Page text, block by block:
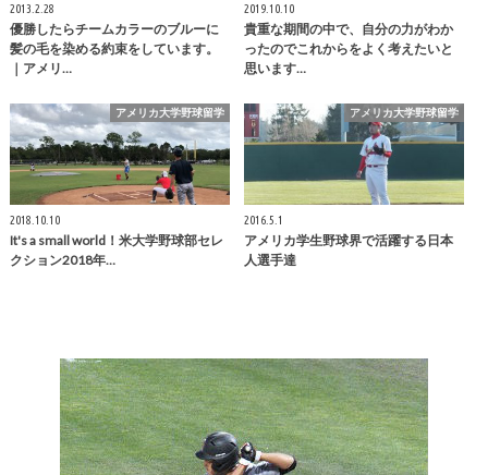
2013.2.28
優勝したらチームカラーのブルーに
髪の毛を染める約束をしています。
｜アメリ…
2019.10.10
貴重な期間の中で、自分の力がわか
ったのでこれからをよく考えたいと
思います…
アメリカ大学野球留学
2018.10.10
It's a small world！米大学野球部セレ
クション2018年…
アメリカ大学野球留学
2016.5.1
アメリカ学生野球界で活躍する日本
人選手達